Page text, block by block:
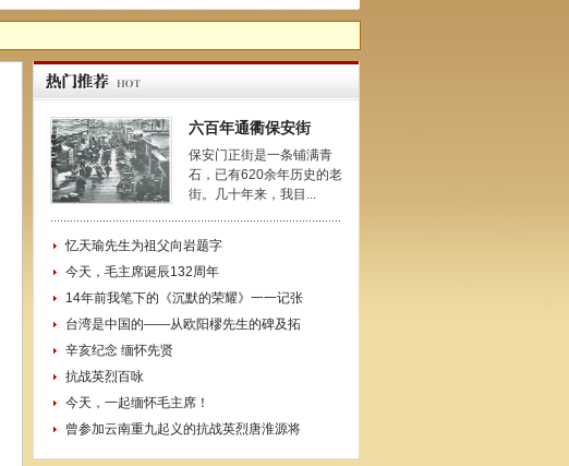
六百年通衢保安街
保安门正街是一条铺满青
石，已有620余年历史的老
街。几十年来，我目...
忆天瑜先生为祖父向岩题字
今天，毛主席诞辰132周年
14年前我笔下的《沉默的荣耀》一一记张
台湾是中国的——从欧阳樛先生的碑及拓
辛亥纪念 缅怀先贤
抗战英烈百咏
今天，一起缅怀毛主席！
曾参加云南重九起义的抗战英烈唐淮源将